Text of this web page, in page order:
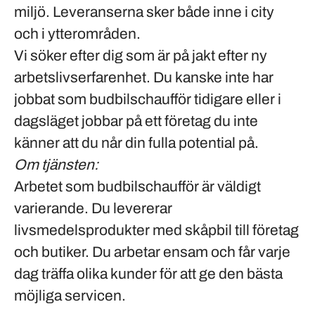
miljö. Leveranserna sker både inne i city
och i ytterområden.
Vi söker efter dig som är på jakt efter ny
arbetslivserfarenhet. Du kanske inte har
jobbat som budbilschaufför tidigare eller i
dagsläget jobbar på ett företag du inte
känner att du når din fulla potential på.
Om tjänsten:
Arbetet som budbilschaufför är väldigt
varierande. Du levererar
livsmedelsprodukter med skåpbil till företag
och butiker. Du arbetar ensam och får varje
dag träffa olika kunder för att ge den bästa
möjliga servicen.